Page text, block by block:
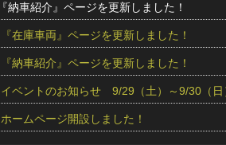
『納車紹介』ページを更新しました！
『在庫車両』ページを更新しました！
『納車紹介』ページを更新しました！
イベントのお知らせ 9/29（土）～9/30（日
ホームページ開設しました！